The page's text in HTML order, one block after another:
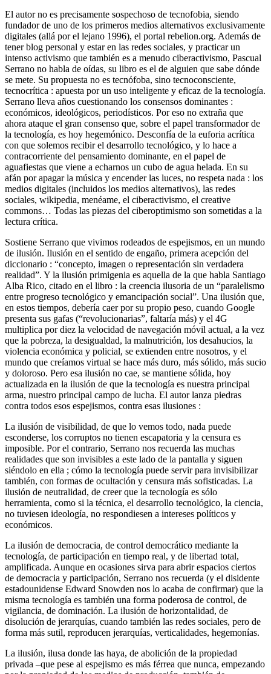
El autor no es precisamente sospechoso de tecnofobia, siendo
fundador de uno de los primeros medios alternativos exclusivamente
digitales (allá por el lejano 1996), el portal rebelion.org. Además de
tener blog personal y estar en las redes sociales, y practicar un
intenso activismo que también es a menudo ciberactivismo, Pascual
Serrano no habla de oídas, su libro es el de alguien que sabe dónde
se mete. Su propuesta no es tecnófoba, sino tecnoconsciente,
tecnocrítica : apuesta por un uso inteligente y eficaz de la tecnología.
Serrano lleva años cuestionando los consensos dominantes :
económicos, ideológicos, periodísticos. Por eso no extraña que
ahora ataque el gran consenso que, sobre el papel transformador de
la tecnología, es hoy hegemónico. Desconfía de la euforia acrítica
con que solemos recibir el desarrollo tecnológico, y lo hace a
contracorriente del pensamiento dominante, en el papel de
aguafiestas que viene a echarnos un cubo de agua helada. En su
afán por apagar la música y encender las luces, no respeta nada : los
medios digitales (incluidos los medios alternativos), las redes
sociales, wikipedia, menéame, el ciberactivismo, el creative
commons… Todas las piezas del ciberoptimismo son sometidas a la
lectura crítica.
Sostiene Serrano que vivimos rodeados de espejismos, en un mundo
de ilusión. Ilusión en el sentido de engaño, primera acepción del
diccionario : “concepto, imagen o representación sin verdadera
realidad”. Y la ilusión primigenia es aquella de la que habla Santiago
Alba Rico, citado en el libro : la creencia ilusoria de un “paralelismo
entre progreso tecnológico y emancipación social”. Una ilusión que,
en estos tiempos, debería caer por su propio peso, cuando Google
presenta sus gafas (“revolucionarias”, faltaría más) y el 4G
multiplica por diez la velocidad de navegación móvil actual, a la vez
que la pobreza, la desigualdad, la malnutrición, los desahucios, la
violencia económica y policial, se extienden entre nosotros, y el
mundo que creíamos virtual se hace más duro, más sólido, más sucio
y doloroso. Pero esa ilusión no cae, se mantiene sólida, hoy
actualizada en la ilusión de que la tecnología es nuestra principal
arma, nuestro principal campo de lucha. El autor lanza piedras
contra todos esos espejismos, contra esas ilusiones :
La ilusión de visibilidad, de que lo vemos todo, nada puede
esconderse, los corruptos no tienen escapatoria y la censura es
imposible. Por el contrario, Serrano nos recuerda las muchas
realidades que son invisibles a este lado de la pantalla y siguen
siéndolo en ella ; cómo la tecnología puede servir para invisibilizar
también, con formas de ocultación y censura más sofisticadas. La
ilusión de neutralidad, de creer que la tecnología es sólo
herramienta, como si la técnica, el desarrollo tecnológico, la ciencia,
no tuviesen ideología, no respondiesen a intereses políticos y
económicos.
La ilusión de democracia, de control democrático mediante la
tecnología, de participación en tiempo real, y de libertad total,
amplificada. Aunque en ocasiones sirva para abrir espacios ciertos
de democracia y participación, Serrano nos recuerda (y el disidente
estadounidense Edward Snowden nos lo acaba de confirmar) que la
misma tecnología es también una forma poderosa de control, de
vigilancia, de dominación. La ilusión de horizontalidad, de
disolución de jerarquías, cuando también las redes sociales, pero de
forma más sutil, reproducen jerarquías, verticalidades, hegemonías.
La ilusión, ilusa donde las haya, de abolición de la propiedad
privada –que pese al espejismo es más férrea que nunca, empezando